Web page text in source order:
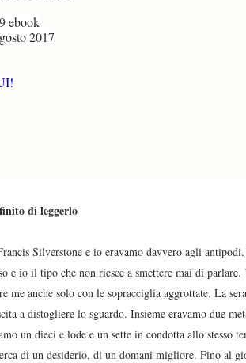
ebook
2017
di leggerlo
Silverstone e io eravamo davvero agli
e io il tipo che non riesce a smettere mai di parlare.
me anche solo con le sopracciglia aggrottate. La
a distogliere lo sguardo. Insieme eravamo due
un dieci e lode e un sette in condotta allo stesso
di un desiderio, di un domani migliore. Fino al